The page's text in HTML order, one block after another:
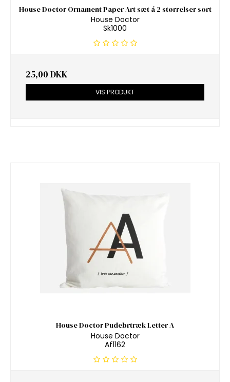
House Doctor Ornament Paper Art sæt á 2 størrelser sort
House Doctor
Sk1000
25,00 DKK
VIS PRODUKT
House Doctor Pudebrtræk Letter A
House Doctor
Af1162